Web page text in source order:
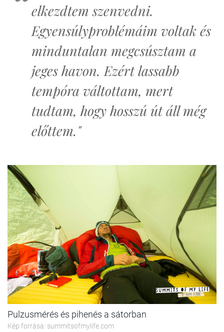
elkezdtem szenvedni.
Egyensúlyproblémáim voltak és
minduntalan megcsúsztam a
jeges havon. Ezért lassabb
tempóra váltottam, mert
tudtam, hogy hosszú út áll még
előttem."
Pulzusmérés és pihenés a sátorban
Kép forrása: summitsofmylife.com